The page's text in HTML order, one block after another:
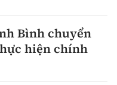
Bình chuyển
hiện chính